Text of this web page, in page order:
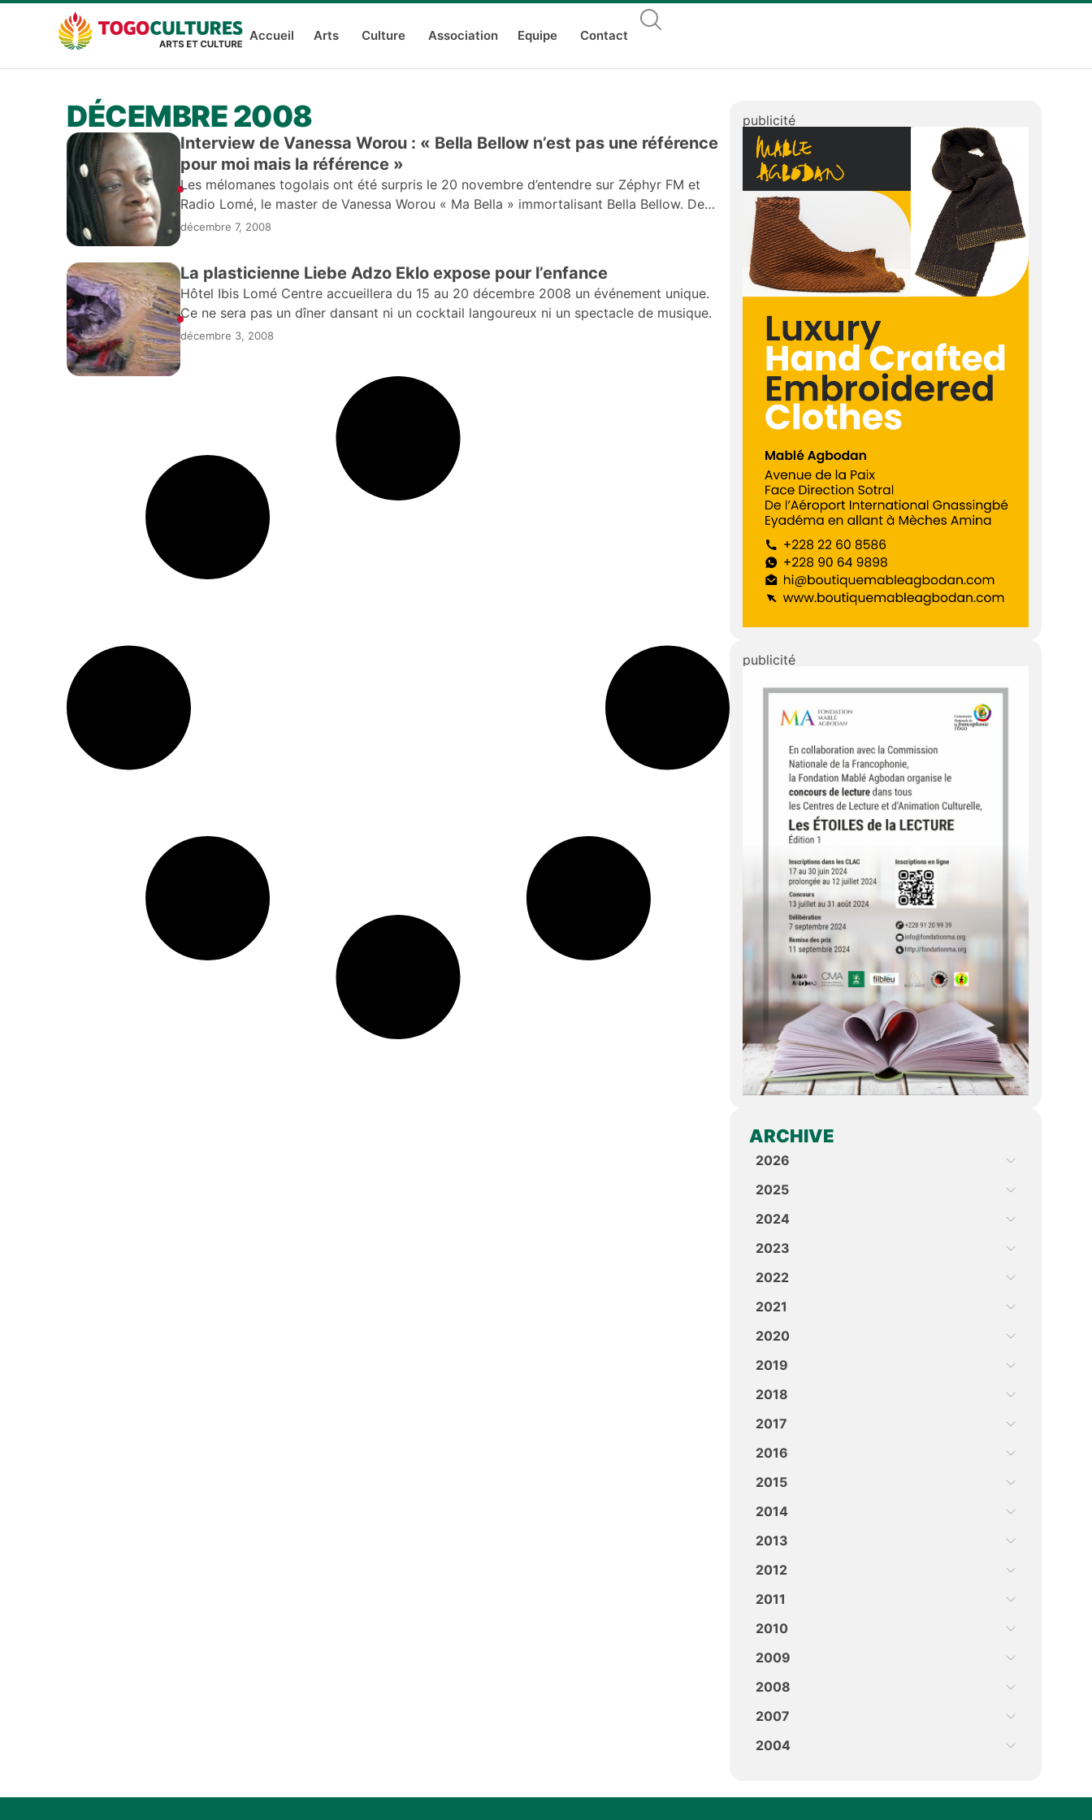
Accueil Arts Culture Association Equipe Contact
DÉCEMBRE 2008
Interview de Vanessa Worou : « Bella Bellow n’est pas une référence
pour moi mais la référence »
Les mélomanes togolais ont été surpris le 20 novembre d’entendre sur Zéphyr FM et
Radio Lomé, le master de Vanessa Worou « Ma Bella » immortalisant Bella Bellow. De
mémoire
décembre 7, 2008
La plasticienne Liebe Adzo Eklo expose pour l’enfance
Hôtel Ibis Lomé Centre accueillera du 15 au 20 décembre 2008 un événement unique.
Ce ne sera pas un dîner dansant ni un cocktail langoureux ni un spectacle de musique.
décembre 3, 2008
publicité
publicité
ARCHIVE
2026
2025
2024
2023
2022
2021
2020
2019
2018
2017
2016
2015
2014
2013
2012
2011
2010
2009
2008
2007
2004